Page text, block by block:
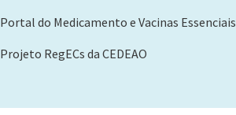
Portal do Medicamento e Vacinas Essenciais
Projeto RegECs da CEDEAO